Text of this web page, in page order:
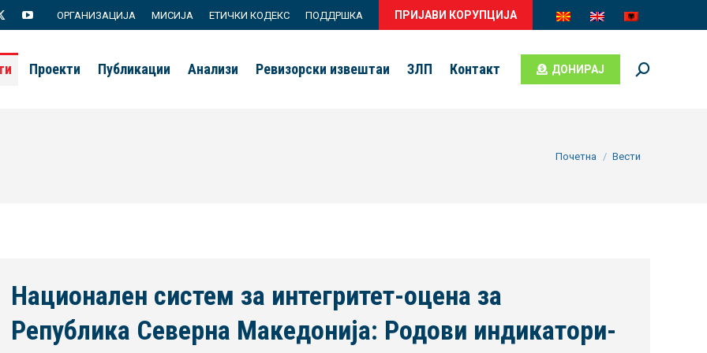
YouTube
opens
ОРГАНИЗАЦИЈА МИСИЈА ЕТИЧКИ КОДЕКС ПОДДРШКА ПРИЈАВИ КОРУПЦИЈА
Проекти Публикации Анализи Ревизорски извештаи ЗЛП Контакт ДОНИРАЈ Search:
You are here:
Почетна Вести
Национален систем за интегритет-оцена за
Република Северна Македонија: Родови индикатори-